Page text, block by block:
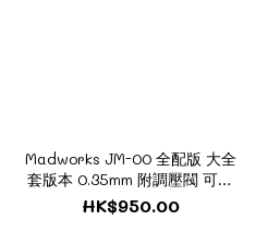
Madworks JM-00 全配版 大全
套版本 0.35mm 附調壓閥 可換
噴杯 子彈型噴嘴 附大小噴杯
0.5mm配件包
HK$950.00